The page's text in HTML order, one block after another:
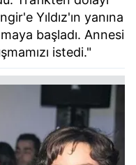
Yıldız'ın yanına
başladı. Annesi
istedi."